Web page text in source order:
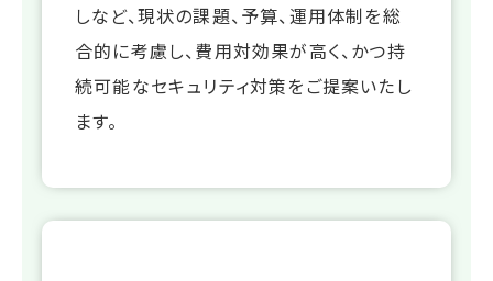
しなど、現状の課題、予算、運用体制を総
合的に考慮し、費用対効果が高く、かつ持
続可能なセキュリティ対策をご提案いたし
ます。